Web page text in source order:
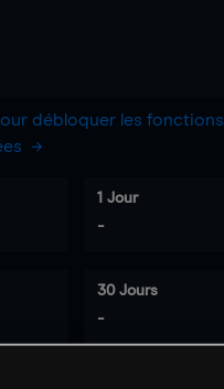
débloquer les fonctions
1 Jour
-
30 Jours
-